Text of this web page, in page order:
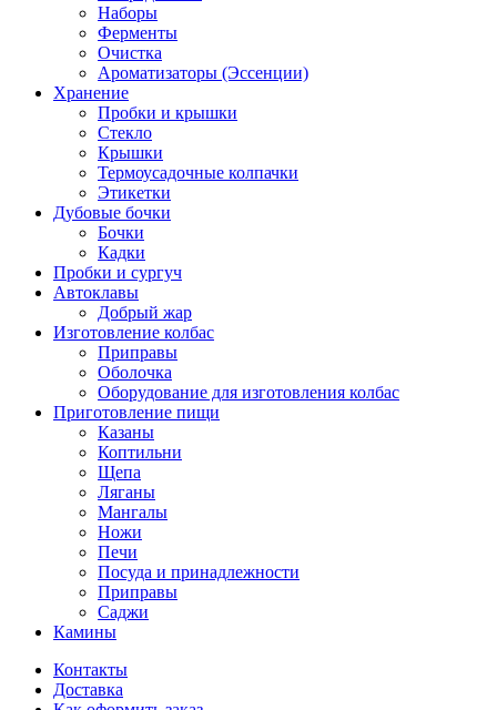
Наборы
Ферменты
Очистка
Ароматизаторы (Эссенции)
Хранение
Пробки и крышки
Стекло
Крышки
Термоусадочные колпачки
Этикетки
Дубовые бочки
Бочки
Кадки
Пробки и сургуч
Автоклавы
Добрый жар
Изготовление колбас
Приправы
Оболочка
Оборудование для изготовления колбас
Приготовление пищи
Казаны
Коптильни
Щепа
Ляганы
Мангалы
Ножи
Печи
Посуда и принадлежности
Приправы
Саджи
Камины
Контакты
Доставка